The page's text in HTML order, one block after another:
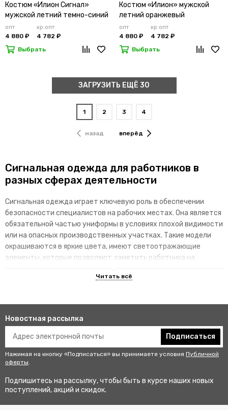
Костюм «Илион Сигнал»
мужской летний темно-синий
опт
4 880 ₽
кр.опт
4 782 ₽
Выбрать
Костюм «Илион» мужской
летний оранжевый
опт
4 880 ₽
кр.опт
4 782 ₽
Выбрать
ЗАГРУЗИТЬ ЕЩЁ 30
назад
1 2 3 4
вперёд
Сигнальная одежда для работников в
разных сферах деятельности
Сигнальная одежда играет ключевую роль в обеспечении
безопасности специалистов на рабочих местах. Она является
обязательной частью униформы в условиях плохой видимости
или на опасных производственных участках. Такие модели
окрашиваются в яркие цвета, имеют светоотражающие
элементы, которые позволяют заметить работника на
изделий
Гарантируют улучшенную видимость человека и его
безопасность на рабочем месте. В результате этого
снижается риск аварии и получения травмы.
Не мешаются во время выполнения профессиональных
Соответствуют стандартам качества, так как проходят
Новостная рассылка
Подписаться
Нажимая на кнопку «Подписаться» вы принимаете условия Публичной
оферты.
Подпишитесь на рассылку, чтобы быть в курсе наших новых
поступлений, акций и скидок.